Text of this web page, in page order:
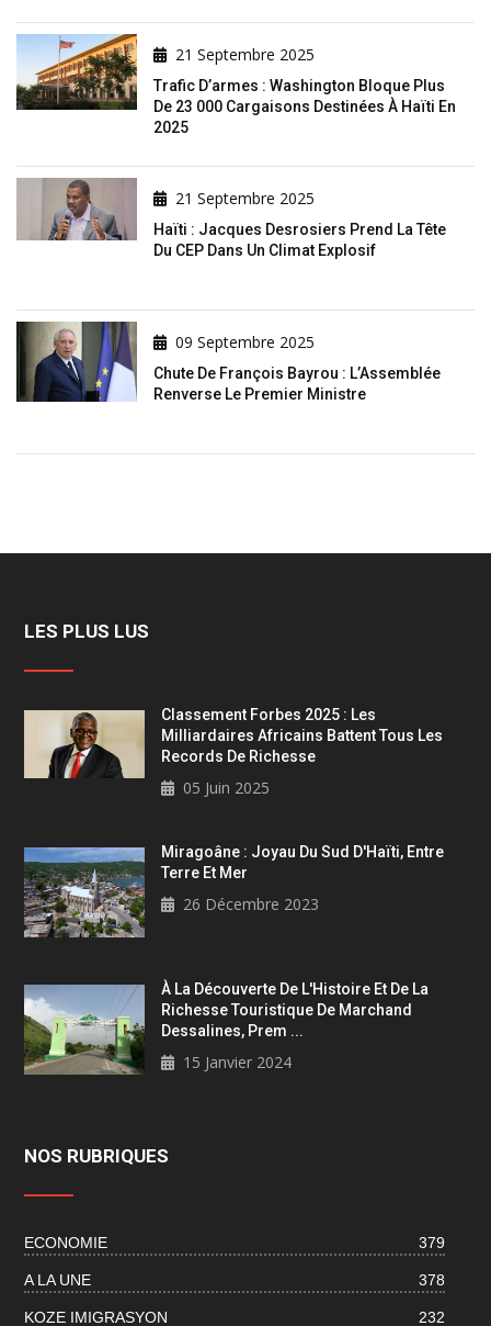
21 Septembre 2025
Trafic D’armes : Washington Bloque Plus
De 23 000 Cargaisons Destinées À Haïti En
2025
21 Septembre 2025
Haïti : Jacques Desrosiers Prend La Tête
Du CEP Dans Un Climat Explosif
09 Septembre 2025
Chute De François Bayrou : L’Assemblée
Renverse Le Premier Ministre
LES PLUS LUS
Classement Forbes 2025 : Les
Milliardaires Africains Battent Tous Les
Records De Richesse
05 Juin 2025
Miragoâne : Joyau Du Sud D'Haïti, Entre
Terre Et Mer
26 Décembre 2023
À La Découverte De L'Histoire Et De La
Richesse Touristique De Marchand
Dessalines, Prem ...
15 Janvier 2024
NOS RUBRIQUES
ECONOMIE 379
A LA UNE 378
KOZE IMIGRASYON 232